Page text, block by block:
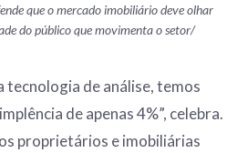
que o mercado imobiliário deve olhar
do público que movimenta o setor/
tecnologia de análise, temos
de apenas 4%”, celebra.
proprietários e imobiliárias